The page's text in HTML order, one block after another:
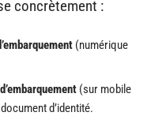
concrètement :
(numérique
(sur mobile
d’identité.